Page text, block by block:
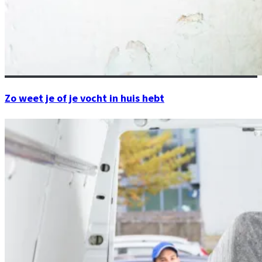
Zo weet je of je vocht in huis hebt